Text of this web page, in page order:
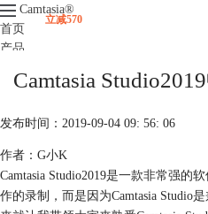
Camtasia®
首页
产品
升级
立减570
视频课程
Camtasia
发布时间：2019-09-04 09: 56: 06
作者：G小K
Camtasia Studio2019是一款非常强的
作的录制，而是因为Camtasia Studio